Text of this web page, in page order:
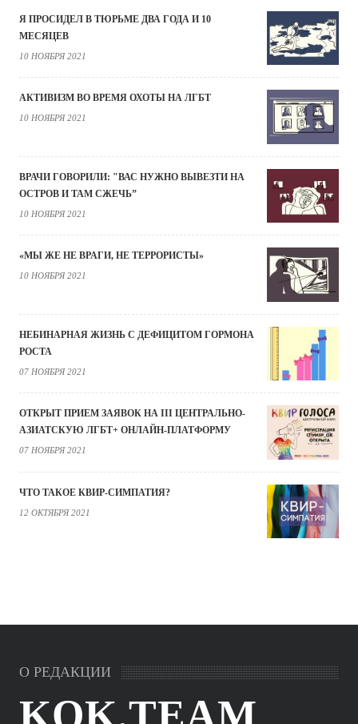
Я ПРОСИДЕЛ В ТЮРЬМЕ ДВА ГОДА И 10
МЕСЯЦЕВ
10 НОЯБРЯ 2021
АКТИВИЗМ ВО ВРЕМЯ ОХОТЫ НА ЛГБТ
10 НОЯБРЯ 2021
ВРАЧИ ГОВОРИЛИ: "ВАС НУЖНО ВЫВЕЗТИ НА
ОСТРОВ И ТАМ СЖЕЧЬ”
10 НОЯБРЯ 2021
«МЫ ЖЕ НЕ ВРАГИ, НЕ ТЕРРОРИСТЫ»
10 НОЯБРЯ 2021
НЕБИНАРНАЯ ЖИЗНЬ С ДЕФИЦИТОМ ГОРМОНА
РОСТА
07 НОЯБРЯ 2021
ОТКРЫТ ПРИЕМ ЗАЯВОК НА III ЦЕНТРАЛЬНО-
АЗИАТСКУЮ ЛГБТ+ ОНЛАЙН-ПЛАТФОРМУ
07 НОЯБРЯ 2021
ЧТО ТАКОЕ КВИР-СИМПАТИЯ?
12 ОКТЯБРЯ 2021
О РЕДАКЦИИ
KOK.TEAM